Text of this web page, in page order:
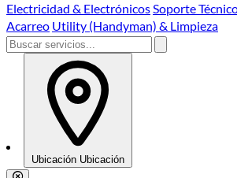
Electricidad & ElectrónicosSoporte
Acarreo Utility (Handyman) & Limpieza
Ubicación Ubicación